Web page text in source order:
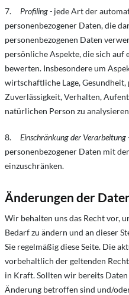
7. Profiling - jede Art der
personenbezogener Daten, die
personenbezogenen Daten
persönliche Aspekte, die sich auf
bewerten. Insbesondere um
wirtschaftliche Lage,
Zuverlässigkeit, Verhalten,
natürlichen Person zu
8. Einschränkung der Verarbeitung
personenbezogener Daten mit
einzuschränken.
Änderungen der
Wir behalten uns das Recht vor,
Bedarf zu ändern und an dieser
Sie regelmäßig diese Seite. Die
vorbehaltlich der geltenden
in Kraft. Sollten wir bereits
Änderung betroffen sind und/